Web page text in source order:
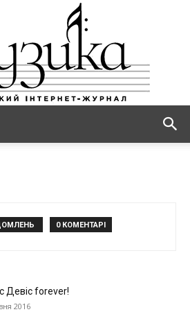
0 КОМЕНТАРІ
Девіс forever!
2016